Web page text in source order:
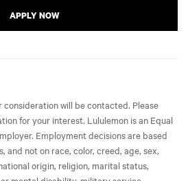
APPLY NOW
will be contacted. Please
for your interest. Lululemon is an Equal
Employment decisions are based
and not on race, color, creed, age, sex,
origin, religion, marital status,